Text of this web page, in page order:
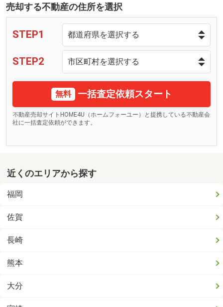
売却する不動産の住所を選択
STEP1
STEP2
無料 一括査定依頼スタート
不動産売却サイトHOME4U（ホームフォーユー）と提携している不動産会
社に一括査定依頼ができます。
近くのエリアから探す
福岡
佐賀
長崎
熊本
大分